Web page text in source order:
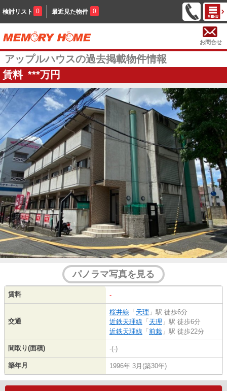
検討リスト 0 最近見た物件 0
お問合せ
アップルハウスの過去掲載物件情報
賃料 ***万円
パノラマ写真を見る
賃料 -
交通
桜井線 「 天理 」駅 徒歩6分
近鉄天理線 「 天理 」駅 徒歩6分
近鉄天理線 「 前栽 」駅 徒歩22分
間取り(面積) -(-)
築年月 1996年 3月(築30年)